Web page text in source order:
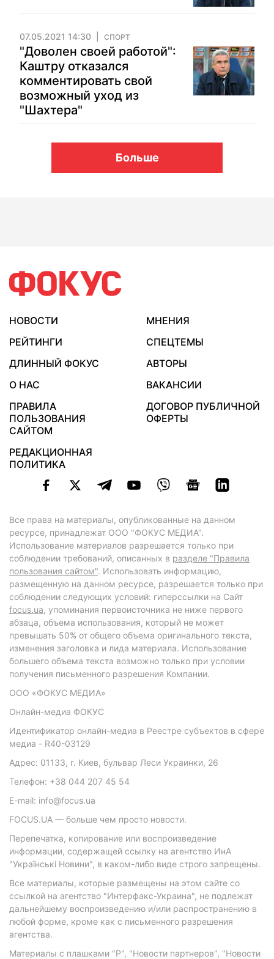
07.05.2021 14:30 СПОРТ
"Доволен своей работой":
Каштру отказался
комментировать свой
возможный уход из
"Шахтера"
Больше
НОВОСТИ
МНЕНИЯ
РЕЙТИНГИ
СПЕЦТЕМЫ
ДЛИННЫЙ ФОКУС
АВТОРЫ
О НАС
ВАКАНСИИ
ПРАВИЛА
ПОЛЬЗОВАНИЯ
САЙТОМ
ДОГОВОР ПУБЛИЧНОЙ
ОФЕРТЫ
РЕДАКЦИОННАЯ
ПОЛИТИКА
Все права на материалы, опубликованные на данном
ресурсе, принадлежат ООО "ФОКУС МЕДИА".
Использование материалов разрешается только при
соблюдении требований, описанных в разделе "Правила
пользования сайтом". Использовать информацию,
размещенную на данном ресурсе, разрешается только при
соблюдении следующих условий: гиперссылки на Сайт
focus.ua, упоминания первоисточника не ниже первого
абзаца, объема использования, который не может
превышать 50% от общего объема оригинального текста,
изменения заголовка и лида материала. Использование
большего объема текста возможно только при условии
получения письменного разрешения Компании.
ООО «ФОКУС МЕДИА»
Онлайн-медиа ФОКУС
Идентификатор онлайн-медиа в Реестре субъектов в сфере
медиа - R40-03129
Адрес: 01133, г. Киев, бульвар Леси Украинки, 26
Телефон: +38 044 207 45 54
E-mail: info@focus.ua
FOCUS.UA — больше чем просто новости.
Перепечатка, копирование или воспроизведение
информации, содержащей ссылку на агентство ИнА
"Українські Новини", в каком-либо виде строго запрещены.
Все материалы, которые размещены на этом сайте со
ссылкой на агентство "Интерфакс-Украина", не подлежат
дальнейшему воспроизведению и/или распространению в
любой форме, кроме как с письменного разрешения
агентства.
Материалы с плашками "Р", "Новости партнеров", "Новости